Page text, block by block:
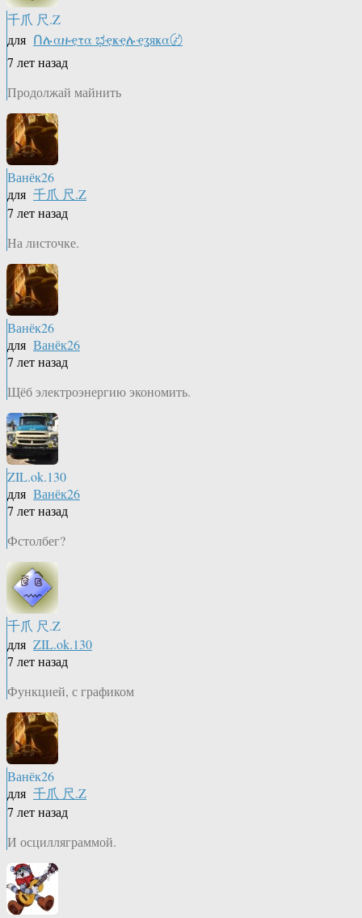
千爪 尺.Z
для Ոሉαዙҿτα ಭҿҝҿሉҿʓяҝα〄
7 лет назад
Продолжай майнить
Ванёк26
для 千爪 尺.Z
7 лет назад
На листочке.
Ванёк26
для Ванёк26
7 лет назад
Щёб электроэнергию экономить.
ZIL.ok.130
для Ванёк26
7 лет назад
Фстолбег?
千爪 尺.Z
для ZIL.ok.130
7 лет назад
Функцией, с графиком
Ванёк26
для 千爪 尺.Z
7 лет назад
И осцилляграммой.